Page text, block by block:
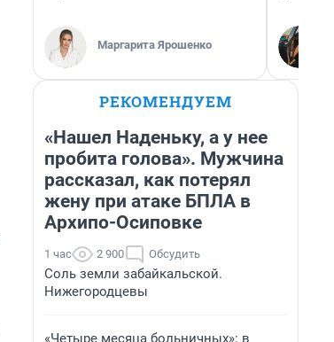
Маргарита Ярошенко
РЕКОМЕНДУЕМ
«Нашел Наденьку, а у нее
пробита голова». Мужчина
рассказал, как потерял
жену при атаке БПЛА в
Архипо-Осиповке
1 час 2 900 Обсудить
Соль земли забайкальской.
Нижегородцевы
«Четыре месяца больничных»: в